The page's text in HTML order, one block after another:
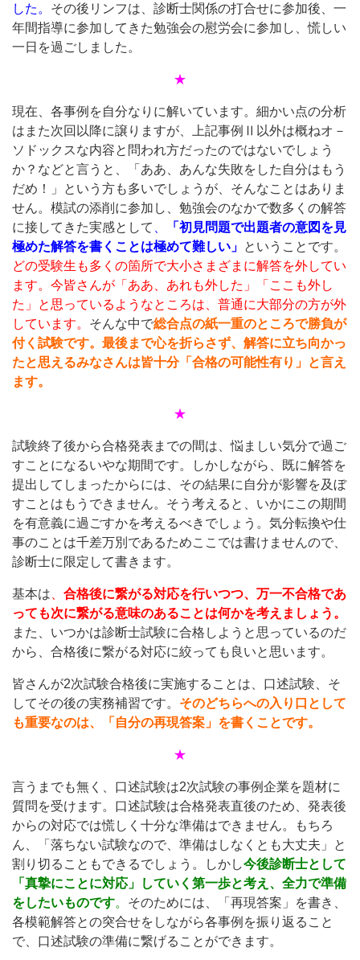
した。 その後リンフは、診断士関係の打合せに参加後、一
年間指導に参加してきた勉強会の慰労会に参加し、慌しい
一日を過ごしました。
★
現在、各事例を自分なりに解いています。細かい点の分析
はまた次回以降に譲りますが、上記事例Ⅱ以外は概ねオ－
ソドックスな内容と問われ方だったのではないでしょう
か？などと言うと、「ああ、あんな失敗をした自分はもう
だめ！」という方も多いでしょうが、そんなことはありま
せん。模試の添削に参加し、勉強会のなかで数多くの解答
に接してきた実感として
「初見問題で出題者の意図を見
極めた解答を書くことは極めて難しい」 ということです。
どの受験生も多くの箇所で大小さまざまに解答を外してい
ます。今皆さんが「ああ、あれも外した」「ここも外し
た」と思っているようなところは、普通に大部分の方が外
しています。 そんな中で総合点の紙一重のところで勝負が
付く試験です。最後まで心を折らさず、解答に立ち向かっ
たと思えるみなさんは皆十分「合格の可能性有り」と言え
ます。
★
試験終了後から合格発表までの間は、悩ましい気分で過ご
すことになるいやな期間です。しかしながら、既に解答を
提出してしまったからには、その結果に自分が影響を及ぼ
すことはもうできません。そう考えると、いかにこの期間
を有意義に過ごすかを考えるべきでしょう。気分転換や仕
事のことは千差万別であるためここでは書けませんので、
診断士に限定して書きます。
基本は
合格後に繋がる対応を行いつつ、万一不合格であ
っても次に繋がる意味のあることは何かを考えましょう。
また、いつかは診断士試験に合格しようと思っているのだ
から、合格後に繋がる対応に絞っても良いと思います。
皆さんが2次試験合格後に実施することは、口述試験、そ
してその後の実務補習です。 そのどちらへの入り口として
も重要なのは、「自分の再現答案」を書くことです。
★
言うまでも無く、口述試験は2次試験の事例企業を題材に
質問を受けます。口述試験は合格発表直後のため、発表後
からの対応では慌しく十分な準備はできません。もちろ
ん、「落ちない試験なので、準備はしなくとも大丈夫」と
割り切ることもできるでしょう。しかし今後診断士として
「真摯にことに対応」していく第一歩と考え、全力で準備
をしたいものです。 そのためには、「再現答案」を書き、
各模範解答との突合せをしながら各事例を振り返ること
で、口述試験の準備に繋げることができます。